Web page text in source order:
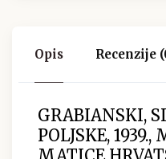
Opis Recenzije
GRABIANSKI,
POLJSKE,